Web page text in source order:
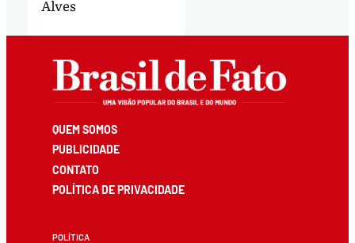
Alves
QUEM SOMOS
PUBLICIDADE
CONTATO
POLÍTICA DE PRIVACIDADE
POLÍTICA